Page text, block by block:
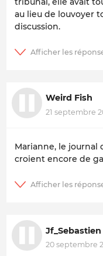
au lieu de louvoyer
discussion.
Weird Fish
21 septembre
Marianne, le journal
croient encore de
Jf_Sebastien
20 septembre